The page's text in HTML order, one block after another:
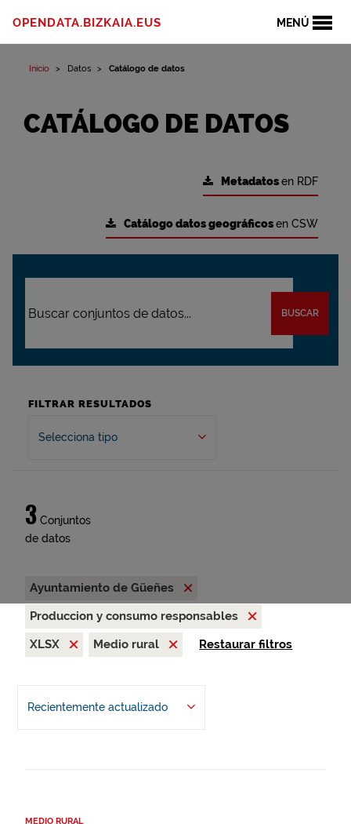
MENÚ
OPENDATA.BIZKAIA.EUS
Inicio Datos Catálogo de datos
CATÁLOGO DE DATOS
Metadatosen RDF
Catálogo datos geográficosen CSW
BUSCAR
FILTRAR RESULTADOS
Selecciona tipo
3 Conjuntos
de datos
Ayuntamiento de Güeñes
Produccion y consumo responsables
XLSX
Medio rural Restaurar filtros
Recientemente actualizado
MEDIO RURAL